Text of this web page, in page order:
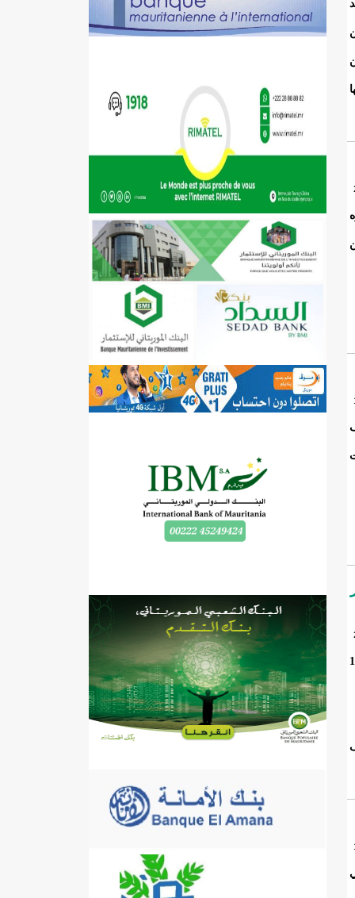
​​​افتتحت فرنسا مشوارها في كأس العالم FIFA قطر 2022™ بفوز كبير على أستراليا 4-1